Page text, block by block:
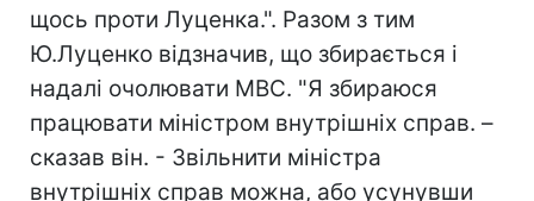
щось проти Луценка.". Разом з тим
Ю.Луценко відзначив, що збирається і
надалі очолювати МВС. "Я збираюся
працювати міністром внутрішніх справ. –
сказав він. - Звільнити міністра
внутрішніх справ можна, або усунувши